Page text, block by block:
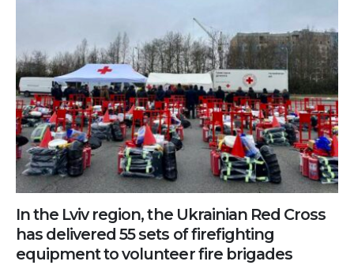
In the Lviv region, the Ukrainian Red Cross
has delivered 55 sets of firefighting
equipment to volunteer fire brigades